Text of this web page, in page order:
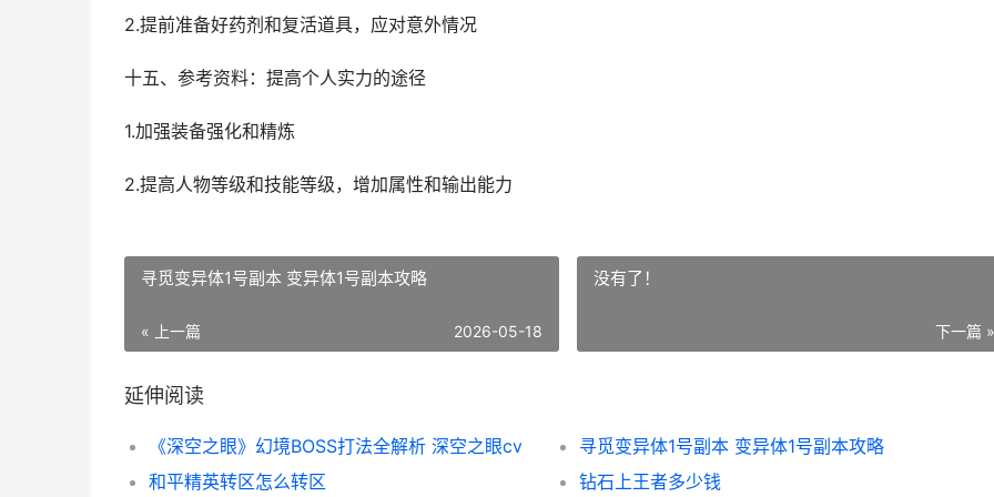
2.提前准备好药剂和复活道具，应对意外情况
十五、参考资料：提高个人实力的途径
1.加强装备强化和精炼
2.提高人物等级和技能等级，增加属性和输出能力
寻觅变异体1号副本 变异体1号副本攻略
« 上一篇 2026-05-18
没有了！
下一篇 »
延伸阅读
《深空之眼》幻境BOSS打法全解析 深空之眼cv
寻觅变异体1号副本 变异体1号副本攻略
和平精英转区怎么转区
钻石上王者多少钱